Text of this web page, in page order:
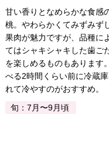
甘い香りとなめらかな食感
桃。やわらかくてみずみず
果肉が魅力ですが、品種に
てはシャキシャキした歯ご
を楽しめるものもあります
べる2時間くらい前に冷蔵庫
れて冷やすのがおすすめ。
旬：7月〜9月頃